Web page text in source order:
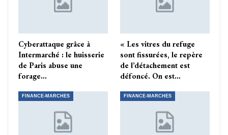
Cyberattaque grâce à
Intermarché : le huisserie
de Paris abuse une
forage…
« Les vitres du refuge
sont fissurées, le repère
de l’détachement est
défoncé. On est…
FINANCE-MARCHES FINANCE-MARCHES